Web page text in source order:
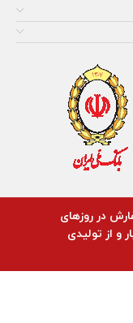
در روزهای
و از تولیدی